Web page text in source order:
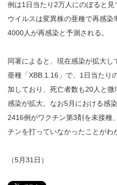
例は1日当たり2万人にのぼると
ウイルスは変異株の亜種で再感染
4000人が再感染と予測される。
同署によると、現在感染が拡大
亜種「XBB.1.16」で、1日当たり
加しており、死亡者数も20人と
感染が拡大。なお5月における感
2416例がワクチン第3剤を未接種
チンを打っていなかったことがわ
（5月31日）